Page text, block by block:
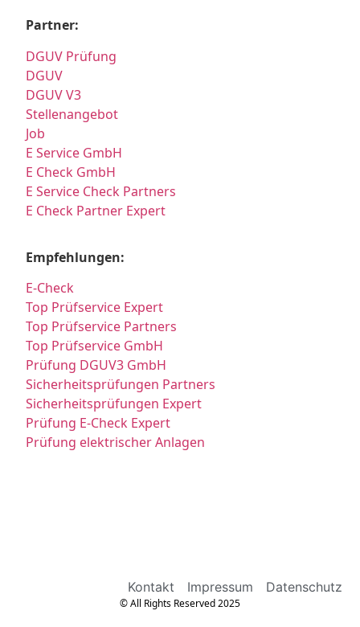
Partner:
DGUV Prüfung
DGUV
DGUV V3
Stellenangebot
Job
E Service GmbH
E Check GmbH
E Service Check Partners
E Check Partner Expert
Empfehlungen:
E-Check
Top Prüfservice Expert
Top Prüfservice Partners
Top Prüfservice GmbH
Prüfung DGUV3 GmbH
Sicherheitsprüfungen Partners
Sicherheitsprüfungen Expert
Prüfung E-Check Expert
Prüfung elektrischer Anlagen
Kontakt Impressum Datenschutz
© All Rights Reserved 2025